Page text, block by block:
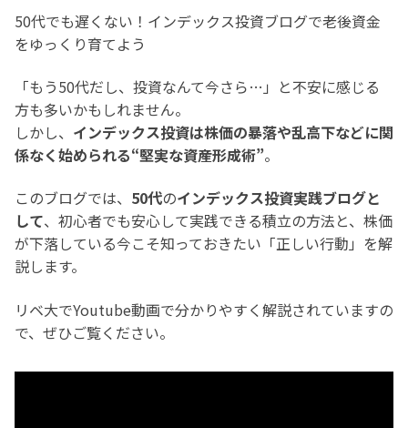
50代でも遅くない！インデックス投資ブログで老後資金
をゆっくり育てよう
「もう50代だし、投資なんて今さら…」と不安に感じる
方も多いかもしれません。
しかし、 インデックス投資は株価の暴落や乱高下などに関
係なく始められる“堅実な資産形成術”。
このブログでは、 50代のインデックス投資実践ブログと
して、初心者でも安心して実践できる積立の方法と、株価
が下落している今こそ知っておきたい「正しい行動」を解
説します。
リベ大でYoutube動画で分かりやすく解説されていますの
で、ぜひご覧ください。